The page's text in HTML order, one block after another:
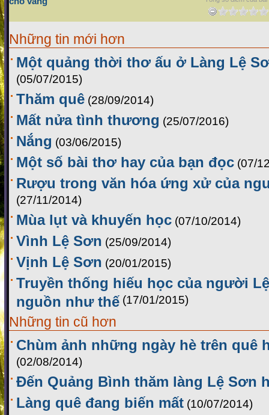
Những tin mới hơn
Một quảng thời thơ ấu ở Làng Lệ
(05/07/2015)
Thăm quê (28/09/2014)
Mất nửa tình thương (25/07/2016)
Nắng (03/06/2015)
Một số bài thơ hay của bạn đọc (07/
Rượu trong văn hóa ứng xử của
(27/11/2014)
Mùa lụt và khuyến học (07/10/2014)
Vình Lệ Sơn (25/09/2014)
Vịnh Lệ Sơn (20/01/2015)
Truyền thống hiếu học của người
nguồn như thế (17/01/2015)
Những tin cũ hơn
Chùm ảnh những ngày hè trên quê
(02/08/2014)
Đến Quảng Bình thăm làng Lệ Sơn
Làng quê đang biến mất (10/07/2014)